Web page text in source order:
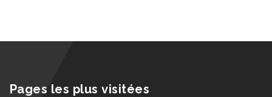
Pages les plus visitées